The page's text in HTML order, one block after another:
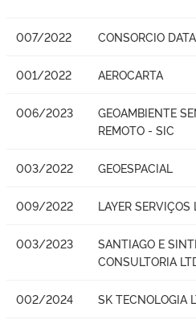
007/2022 CONSORCIO
001/2022 AEROCARTA
006/2023
GEOAMBIENTE
REMOTO - SIC
003/2022 GEOESPACIAL
009/2022 LAYER SERVIÇOS
003/2023
SANTIAGO E
CONSULTORIA
002/2024 SK TECNOLOGIA